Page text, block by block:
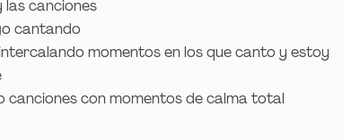
las canciones
cantando
momentos en los que canto y estoy
con momentos de calma total